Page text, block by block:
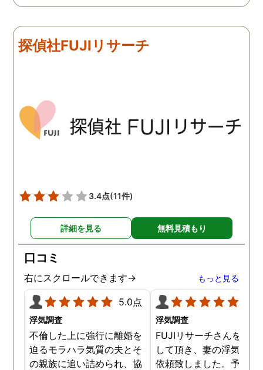
難しかったですが、ここは
来ていました。 担当の人も
丁寧で報告内容もわかりや
由のひとつ。 かと言っ
く、むしろ期待以上に細
探偵社FUJIリサーチ
3.4点(11件)
詳細を見る 無料見積もり
口コミ
右にスクロールできます→ もっと見る
5.0点
浮気調査
不倫した上に強行に離婚を
迫るモラハラ気質の夫とそ
の親族に追い詰められ、協
浮気調査
FUJIリサーチさんをご紹
して頂き、妻の浮気調査
依頼致しました。予算か